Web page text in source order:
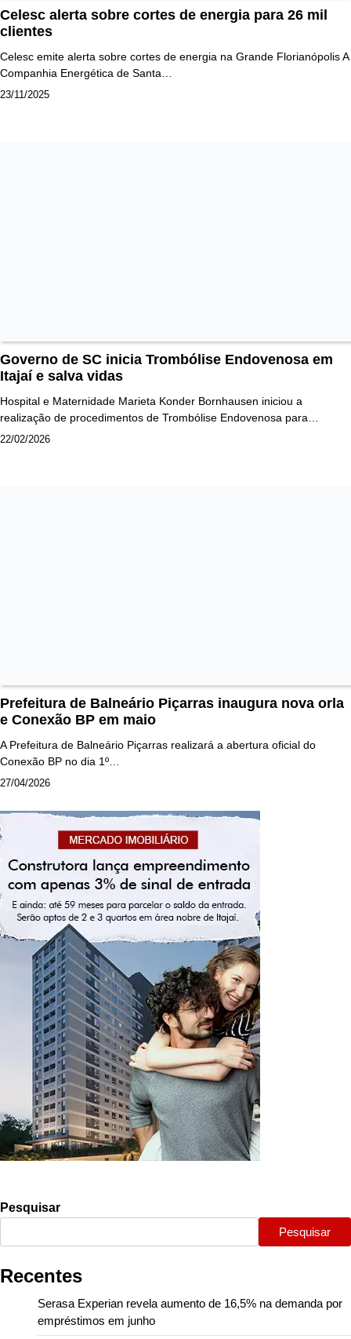
Celesc alerta sobre cortes de energia para 26 mil
clientes
Celesc emite alerta sobre cortes de energia na Grande Florianópolis A
Companhia Energética de Santa…
23/11/2025
Governo de SC inicia Trombólise Endovenosa em
Itajaí e salva vidas
Hospital e Maternidade Marieta Konder Bornhausen iniciou a
realização de procedimentos de Trombólise Endovenosa para…
22/02/2026
Prefeitura de Balneário Piçarras inaugura nova orla
e Conexão BP em maio
A Prefeitura de Balneário Piçarras realizará a abertura oficial do
Conexão BP no dia 1º…
27/04/2026
Pesquisar
Pesquisar
Recentes
Serasa Experian revela aumento de 16,5% na demanda por
empréstimos em junho